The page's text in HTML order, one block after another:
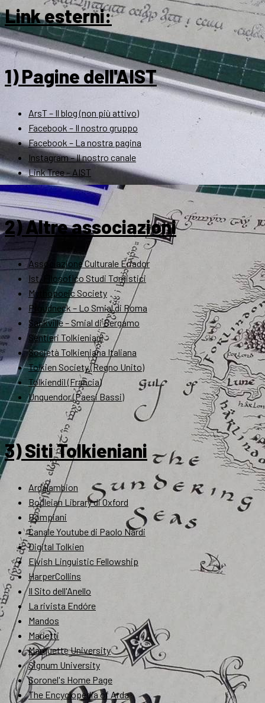
Link esterni:
1) Pagine dell'AIST
ArsT – Il blog (non più attivo)
Facebook – Il nostro gruppo
Facebook – La nostra pagina
Instagram – Il nostro canale
Link Tree – AIST
2) Altre associazioni
Associazione Culturale Eriador
Ist. Filosofico Studi Tomistici
Mythopoeic Society
Proudneck – Lo Smial di Roma
Sackville – Smial di Bergamo
Sentieri Tolkieniani
Società Tolkieniana Italiana
Tolkien Society (Regno Unito)
Tolkiendil (Francia)
Unquendor (Paesi Bassi)
3) Siti Tolkieniani
Ardalambion
Bodleian Library di Oxford
Bompiani
Canale Youtube di Paolo Nardi
Digital Tolkien
Elvish Linguistic Fellowship
HarperCollins
Il Sito dell'Anello
La rivista Endóre
Mandos
Marietti
Marquette University
Signum University
Soronel's Home Page
The Encyclopedia of Arda